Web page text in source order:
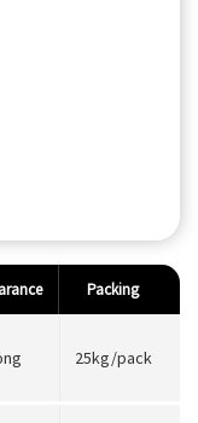
Packing
25kg/pack